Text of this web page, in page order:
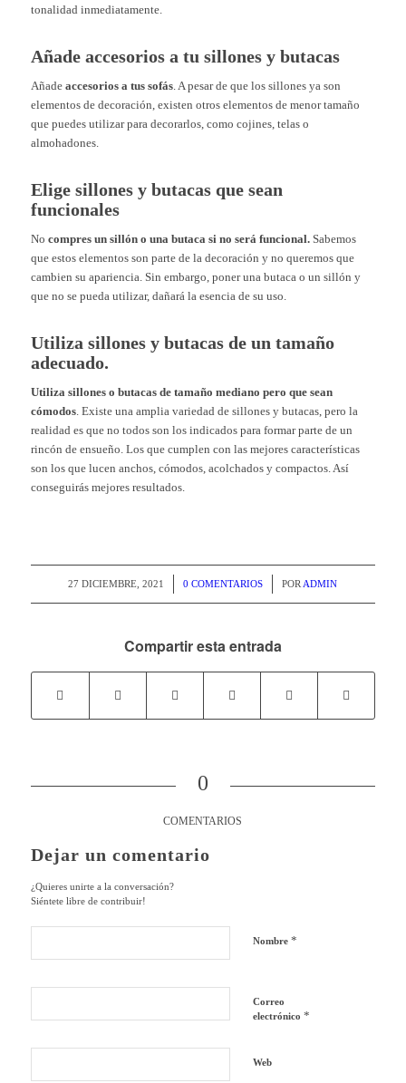
tonalidad inmediatamente.
Añade accesorios a tu sillones y butacas
Añade accesorios a tus sofás. A pesar de que los sillones ya son
elementos de decoración, existen otros elementos de menor tamaño
que puedes utilizar para decorarlos, como cojines, telas o
almohadones.
Elige sillones y butacas que sean
funcionales
No compres un sillón o una butaca si no será funcional. Sabemos
que estos elementos son parte de la decoración y no queremos que
cambien su apariencia. Sin embargo, poner una butaca o un sillón y
que no se pueda utilizar, dañará la esencia de su uso.
Utiliza sillones y butacas de un tamaño
adecuado.
Utiliza sillones o butacas de tamaño mediano pero que sean
cómodos. Existe una amplia variedad de sillones y butacas, pero la
realidad es que no todos son los indicados para formar parte de un
rincón de ensueño. Los que cumplen con las mejores características
son los que lucen anchos, cómodos, acolchados ycompactos. Así
conseguirás mejores resultados.
27 DICIEMBRE, 2021
/ 0 COMENTARIOS
/ PORADMIN
Compartir esta entrada
0
COMENTARIOS
Dejar un comentario
¿Quieres unirte a la conversación?
Siéntete libre de contribuir!
Nombre *
Correo
electrónico *
Web